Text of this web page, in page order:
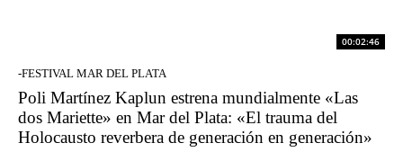
00:02:46
-FESTIVAL MAR DEL PLATA
Poli Martínez Kaplun estrena mundialmente «Las
dos Mariette» en Mar del Plata: «El trauma del
Holocausto reverbera de generación en generación»